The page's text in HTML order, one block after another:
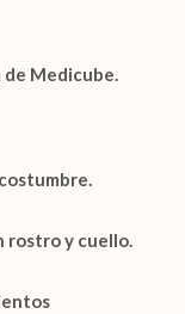
de Medicube.
rostro y cuello.